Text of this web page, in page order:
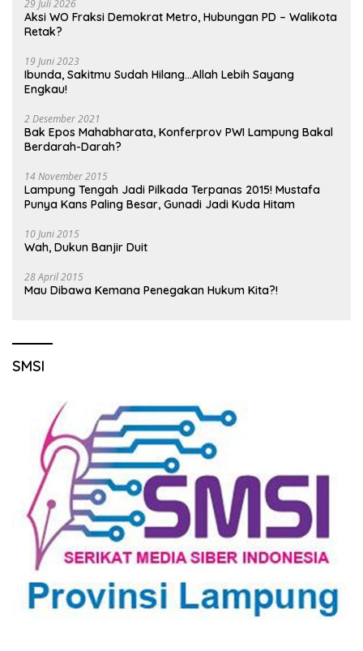
29 Juli 2026
Aksi WO Fraksi Demokrat Metro, Hubungan PD – Walikota
Retak?
19 Juni 2023
Ibunda, Sakitmu Sudah Hilang…Allah Lebih Sayang
Engkau!
2 Desember 2021
Bak Epos Mahabharata, Konferprov PWI Lampung Bakal
Berdarah-Darah?
14 November 2015
Lampung Tengah Jadi Pilkada Terpanas 2015! Mustafa
Punya Kans Paling Besar, Gunadi Jadi Kuda Hitam
10 Juni 2015
Wah, Dukun Banjir Duit
28 April 2015
Mau Dibawa Kemana Penegakan Hukum Kita?!
SMSI